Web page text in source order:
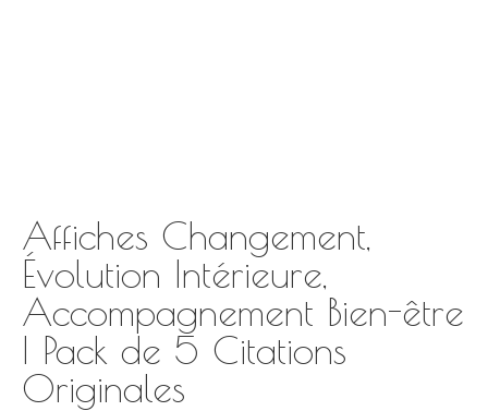
Affiches Changement,
Évolution Intérieure,
Accompagnement Bien-être
| Pack de 5 Citations
Originales